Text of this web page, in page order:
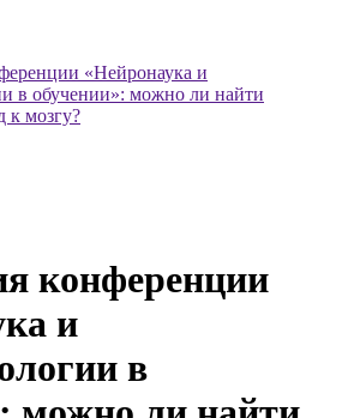
«Нейронаука и
в обучении»: можно ли найти
к мозгу?
конференции
и
в